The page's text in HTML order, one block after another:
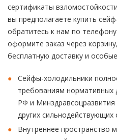
сертификаты
вы предполагаете купить
обратитесь к нам по
оформите заказ через
бесплатную доставку и
Сейфы-холодильники
требованиям нормативных
РФ и Минздравсоцразвития
других сильнодействующих
Внутреннее пространство